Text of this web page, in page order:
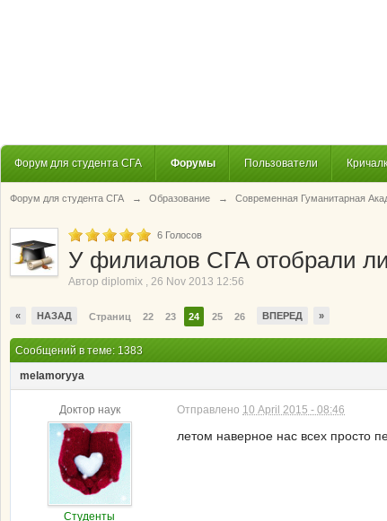
Форум для студента СГА Форумы Пользователи
Форум для студента СГА → Образование → Современная Гуманитарная
6 Голосов
У филиалов СГА отобрали
Автор diplomix , 26 Nov 2013 12:56
« НАЗАД Страниц 22 23 24 25 26 ВПЕРЕД »
Сообщений в теме: 1383
melamoryya
Доктор наук
Студенты
Отправлено 10 April 2015 - 08:46
летом наверное нас всех просто